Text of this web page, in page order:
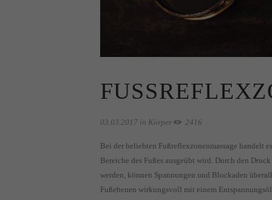
03.03.2017 in Körper 2416
Bei der beliebten Fußreflexzonenmassage handelt
Bereiche des Fußes ausgeübt wird. Durch den
werden, können Spannungen und Blockaden
Fußebenen wirkungsvoll mit einem